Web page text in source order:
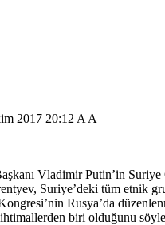
2017 20:12 A A
Vladimir Putin’in Suriye
Suriye’deki tüm etnik
Rusya’da
biri olduğunu